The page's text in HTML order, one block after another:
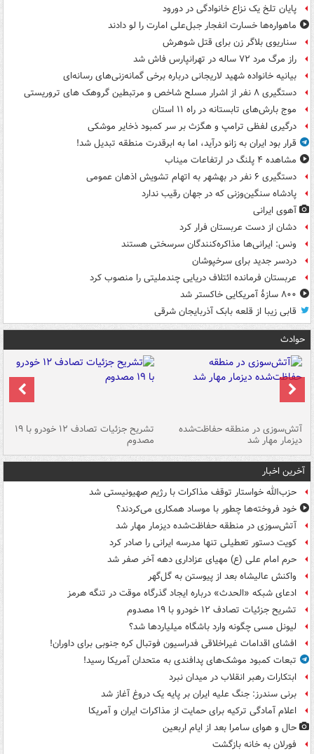
پایان تلخ یک نزاع خانوادگی در دورود
ماهواره‌ها خسارت انفجار جبل‌علی امارت را لو دادند
سناریوی بلاگر زن برای قتل شوهرش
راز مرگ مرد ۷۲ ساله در تهرانپارس فاش شد
بیانیه خانواده شهید لاریجانی درباره برخی گمانه‌زنی‌های رسانه‌ای
دستگیری ۸ نفر از اشرار مسلح شاخص و مرتبطین گروهک های تروریستی
موج بارش‌های تابستانه در راه ۱۱ استان
درگیری لفظی ترامپ و هگزث بر سر کمبود ذخایر موشکی
قرار بود ایران به زانو درآید، اما به ابرقدرت منطقه تبدیل شد!
مشاهده ۴ پلنگ در ارتفاعات میناب
دستگیری ۶ نفر در بهشهر به اتهام تشویش اذهان عمومی
پادشاه سنگین‌وزنی که در جهان رقیب ندارد
آهوی ایرانی
دشان از دست عربستان فرار کرد
ونس: ایرانی‌ها مذاکره‌کنندگان سرسختی هستند
دردسر جدید برای سرخپوشان
عربستان فرمانده ائتلاف دریایی چندملیتی را منصوب کرد
۸۰۰ سازۀ آمریکایی خاکستر شد
قابی زیبا از قلعه بابک آذربایجان شرقی
حوادث
آتش‌سوزی در منطقه حفاظت‌شده
دیزمار مهار شد
تشریح جزئیات تصادف ۱۲ خودرو با ۱۹
مصدوم
آخرین اخبار
حزب‌الله خواستار توقف مذاکرات با رژیم صهیونیستی شد
خود فروخته‌ها چطور با موساد همکاری می‌کردند؟
آتش‌سوزی در منطقه حفاظت‌شده دیزمار مهار شد
کویت دستور تعطیلی تنها مدرسه ایرانی را صادر کرد
حرم امام علی (ع) مهیای عزاداری دهه آخر صفر شد
واکنش عالیشاه بعد از پیوستن به گل‌گهر
ادعای شبکه «الحدث» درباره ایجاد گذرگاه موقت در تنگه هرمز
تشریح جزئیات تصادف ۱۲ خودرو با ۱۹ مصدوم
لیونل مسی چگونه وارد باشگاه میلیاردها شد؟
افشای اقدامات غیراخلاقی فدراسیون فوتبال کره جنوبی برای داوران!
تبعات کمبود موشک‌های پدافندی به متحدان آمریکا رسید!
ابتکارات رهبر انقلاب در میدان نبرد
برنی سندرز: جنگ علیه ایران بر پایه یک دروغ آغاز شد
اعلام آمادگی ترکیه برای حمایت از مذاکرات ایران و آمریکا
حال و هوای سامرا بعد از ایام اربعین
فورلان به خانه بازگشت